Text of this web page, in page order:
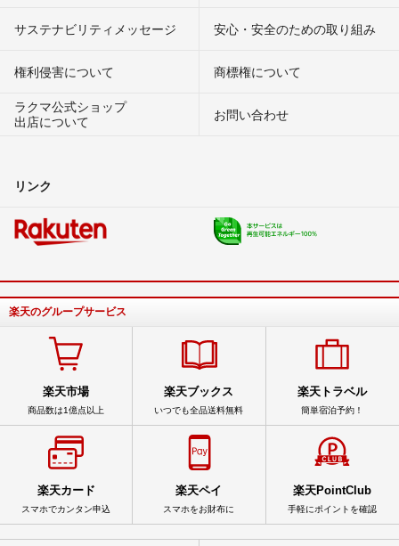
サステナビリティメッセージ 安心・安全のための取り組み
権利侵害について
商標権について
ラクマ公式ショップ
出店について
お問い合わせ
リンク
楽天のグループサービス
楽天市場
商品数は1億点以上
楽天ブックス
いつでも全品送料無料
楽天トラベル
簡単宿泊予約！
楽天カード
スマホでカンタン申込
楽天ペイ
スマホをお財布に
楽天PointClub
手軽にポイントを確認